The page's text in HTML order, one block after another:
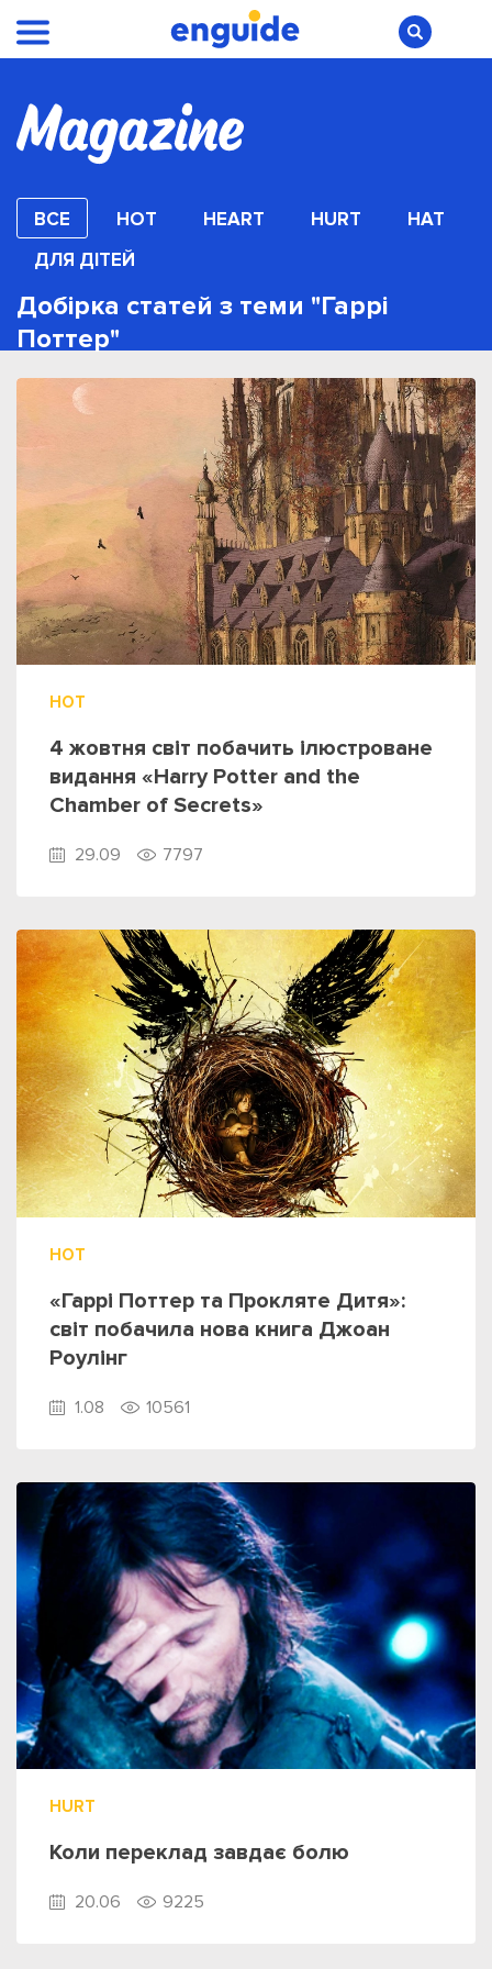
ВСЕ HOT HEART HURT
HAT
ДЛЯ ДІТЕЙ
Добірка статей з теми "Гаррі
Поттер"
HOT
4 жовтня світ побачить ілюстроване
видання «Harry Potter and the
Chamber of Secrets»
29.09 7797
HOT
«Гаррі Поттер та Прокляте Дитя»:
світ побачила нова книга Джоан
Роулінг
1.08 10561
HURT
Коли переклад завдає болю
20.06 9225